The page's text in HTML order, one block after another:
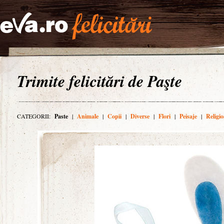
Trimite felicitări de Paşte
CATEGORII: Paste | Animale | Copii | Diverse | Flori | Peisaje |